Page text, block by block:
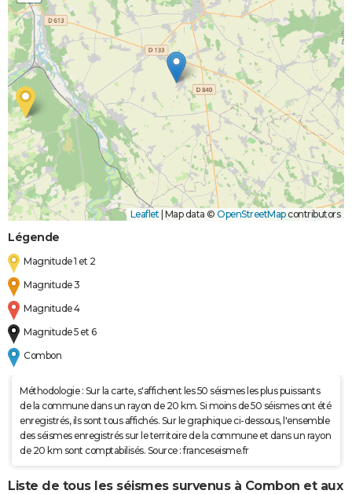
Leaflet | Map data © OpenStreetMapcontributors
Légende
Magnitude 1 et 2
Magnitude 3
Magnitude 4
Magnitude 5 et 6
Combon
Méthodologie : Sur la carte, s'affichent les 50 séismes les plus puissants
de la commune dans un rayon de 20 km. Si moins de 50 séismes ont été
enregistrés, ils sont tous affichés. Sur le graphique ci-dessous, l'ensemble
des séismes enregistrés sur le territoire de la commune et dans un rayon
de 20 km sont comptabilisés. Source : franceseisme.fr
Liste de tous les séismes survenus à Combon et aux